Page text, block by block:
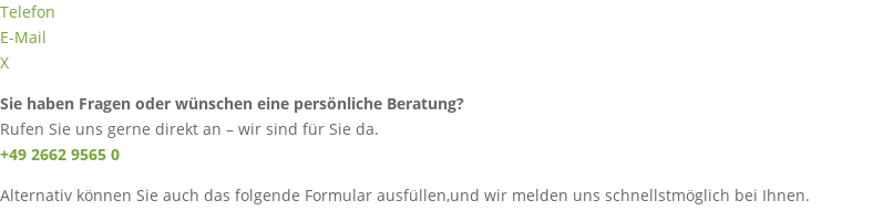
Telefon
E-Mail
X
Sie haben Fragen oder wünschen eine persönliche Beratung?
Rufen Sie uns gerne direkt an – wir sind für Sie da.
+49 2662 9565 0
Alternativ können Sie auch das folgende Formular ausfüllen,und wir melden uns schnellstmöglich bei Ihnen.